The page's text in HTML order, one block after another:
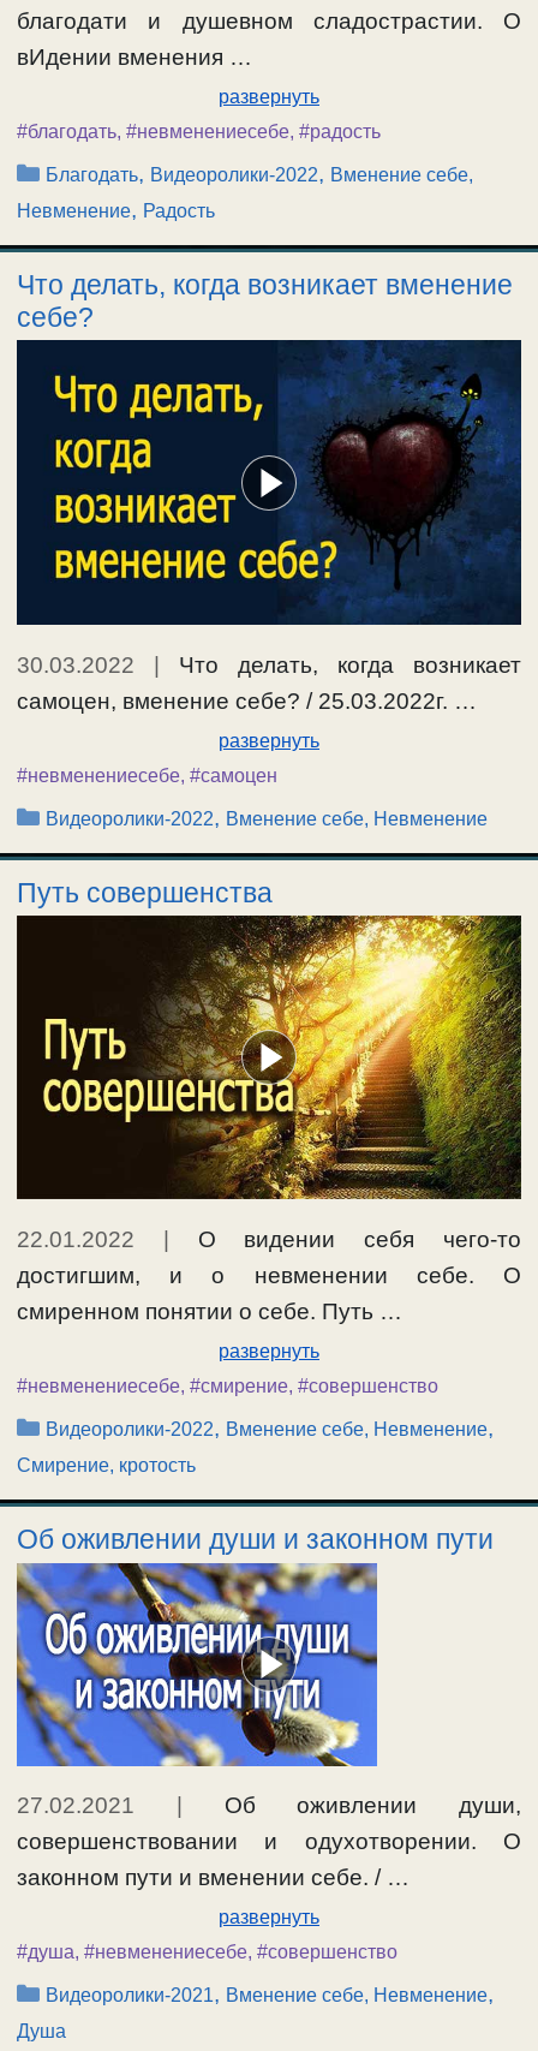
благодати и душевном сладострастии. О
вИдении вменения …
развернуть
#благодать, #невменениесебе, #радость
Рубрики
Благодать, Видеоролики-2022, Вменение себе,
Невменение, Радость
Что делать, когда возникает вменение
себе?
30.03.2022 | Что делать, когда возникает
самоцен, вменение себе? / 25.03.2022г. …
развернуть
#невменениесебе, #самоцен
Рубрики
Видеоролики-2022, Вменение себе, Невменение
Путь совершенства
22.01.2022
О видении себя чего-то
достигшим, и о невменении себе. О
смиренном понятии о себе. Путь …
развернуть
#невменениесебе, #смирение, #совершенство
Рубрики
Видеоролики-2022, Вменение себе, Невменение,
Смирение, кротость
Об оживлении души и законном пути
27.02.2021
Об оживлении души,
совершенствовании и одухотворении. О
законном пути и вменении себе. / …
развернуть
#душа, #невменениесебе, #совершенство
Рубрики
Видеоролики-2021, Вменение себе, Невменение,
Душа